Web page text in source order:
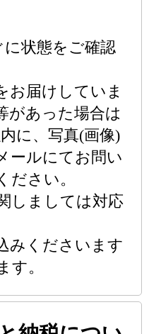
状態をご確認
お届けしていま
があった場合は
に、写真(画像)
ールにてお問い
ださい。
しましては対応
みくださいます
す。